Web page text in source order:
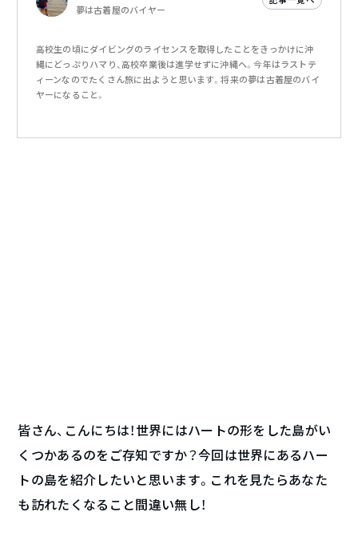
夢は古着屋のバイヤー
高校生の頃にダイビングのライセンスを取得したことをきっかけに沖
縄にどっぷりハマり、高校卒業後は進学せずに沖縄へ。今年はラストテ
ィーンなのでたくさん旅に出ようと思います。将来の夢は古着屋のバイ
ヤーになること。
皆さん、こんにちは！世界にはハートの形をした島がい
くつかあるのをご存知ですか？今回は世界にあるハー
トの島を紹介したいと思います。これを見たらあなた
も訪れたくなること間違い無し！